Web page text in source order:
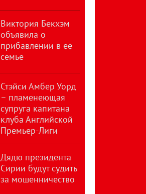
Виктория Бекхэм
объявила о
прибавлении в ее
семье
Стэйси Амбер Уорд
– пламенеющая
супруга капитана
клуба Английской
Премьер-Лиги
Дядю президента
Сирии будут судить
за мошенничество